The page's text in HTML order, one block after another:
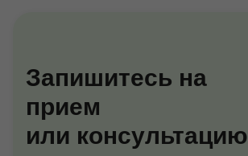
Запишитесь на
прием
или консультацию